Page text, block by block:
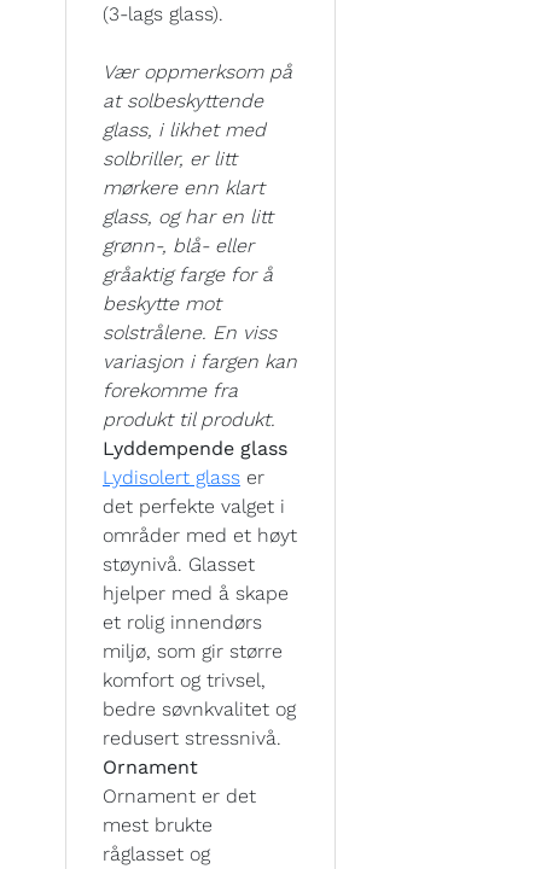
(3-lags glass).
Vær oppmerksom på
at solbeskyttende
glass, i likhet med
solbriller, er litt
mørkere enn klart
glass, og har en litt
grønn-, blå- eller
gråaktig farge for å
beskytte mot
solstrålene. En viss
variasjon i fargen kan
forekomme fra
produkt til produkt.
Lyddempende glass
Lydisolert glass er
det perfekte valget i
områder med et høyt
støynivå. Glasset
hjelper med å skape
et rolig innendørs
miljø, som gir større
komfort og trivsel,
bedre søvnkvalitet og
redusert stressnivå.
Ornament
Ornament er det
mest brukte
råglasset og